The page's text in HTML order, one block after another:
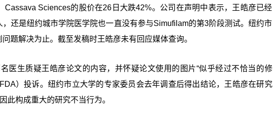
Sciences的股价在26日大跌42%。公司在声明中表示，王皓彦已经
还是纽约城市学院医学院也一直没有参与Simufilam的第3阶段测试。纽约市
题解决为止。截至发稿时王皓彦未有回应媒体查询。
医生质疑王皓彦论文的内容，并怀疑论文使用的图片“似乎经过不恰当的修
）投诉。纽约市立大学的专家委员会去年调查后得出结论，王皓彦在研究
此构成重大的研究不当行为。